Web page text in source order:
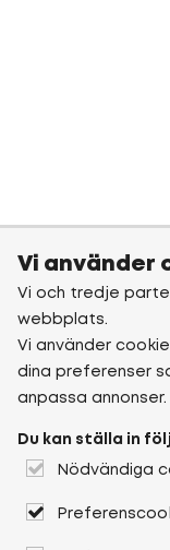
Vi använder
Vi och tredje
webbplats.
Vi använder
dina preferenser
anpassa annonser.
Du kan ställa in
Nödvändiga